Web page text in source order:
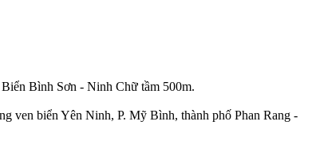
Bình Sơn - Ninh Chữ tầm 500m.
ven biển Yên Ninh, P. Mỹ Bình, thành phố Phan Rang -